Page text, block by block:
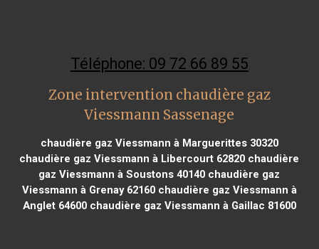
Téléphone: 09 72 66 89 55
Zone intervention chaudière gaz
Viessmann Sassenage
chaudière gaz Viessmann à Marguerittes 30320
chaudière gaz Viessmann à Libercourt 62820 chaudière
gaz Viessmann à Soustons 40140 chaudière gaz
Viessmann à Grenay 62160chaudière gaz Viessmann à
Anglet 64600chaudière gaz Viessmann à Gaillac 81600